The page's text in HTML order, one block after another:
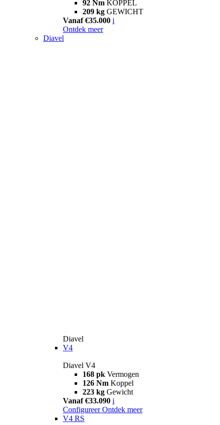
92 Nm KOPPEL
209 kg GEWICHT
Vanaf €35.000 i
Ontdek meer
Diavel
Diavel
V4
Diavel V4
168 pk Vermogen
126 Nm Koppel
223 kg Gewicht
Vanaf €33.090 i
Configureer Ontdek meer
V4 RS